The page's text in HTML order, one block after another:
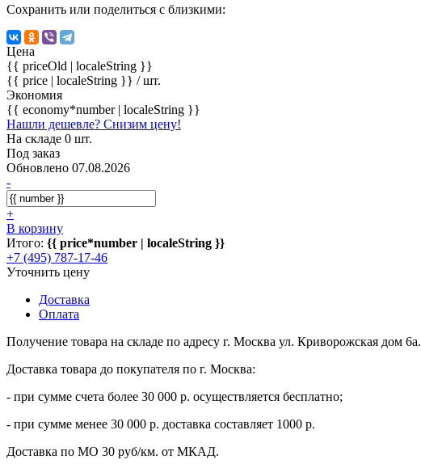
Сохранить или поделиться с близкими:
Цена
{{ priceOld | localeString }}
{{ price | localeString }} / шт.
Экономия
{{ economy*number | localeString }}
Нашли дешевле? Снизим цену!
На складе 0 шт.
Под заказ
Обновлено 07.08.2026
-
+
В корзину
Итого: {{ price*number | localeString }}
+7 (495) 787-17-46
Уточнить цену
Доставка
Оплата
Получение товара на складе по адресу г. Москва ул. Криворожская дом 6а.
Доставка товара до покупателя по г. Москва:
- при сумме счета более 30 000 р. осуществляется бесплатно;
- при сумме менее 30 000 р. доставка составляет 1000 р.
Доставка по МО 30 руб/км. от МКАД.